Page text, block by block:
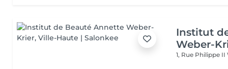
Institut
Weber-
1, Rue Philippe II